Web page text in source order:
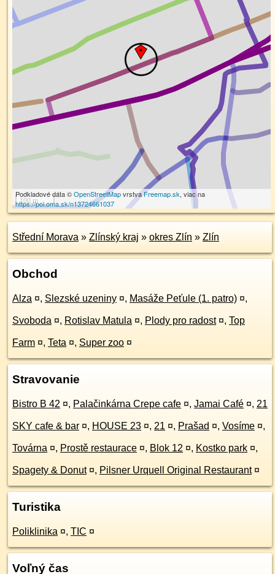
100 m
Podkladové dáta ©OpenStreetMapvrstvaFreemap.sk, viac na
https://poi.oma.sk/n13724661037
Střední Morava » Zlínský kraj » okres Zlín » Zlín
Obchod
Alza ¤, Slezské uzeniny ¤, Masáže Peťule (1. patro) ¤,
Svoboda ¤, Rotislav Matula ¤, Plody pro radost ¤, Top
Farm ¤, Teta ¤, Super zoo ¤
Stravovanie
Bistro B 42 ¤, Palačinkárna Crepe cafe ¤, Jamai Café ¤, 21
SKY cafe & bar ¤, HOUSE 23 ¤, 21 ¤, Prašad ¤, Vosíme ¤,
Továrna ¤, Prostě restaurace ¤, Blok 12 ¤, Kostko park ¤,
Spagety & Donut ¤, Pilsner Urquell Original Restaurant ¤
Turistika
Poliklinika ¤, TIC ¤
Voľný čas